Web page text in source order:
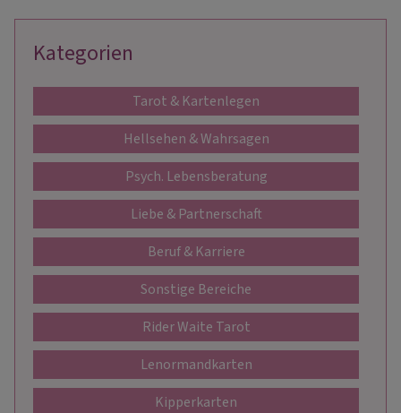
Kategorien
Tarot & Kartenlegen
Hellsehen & Wahrsagen
Psych. Lebensberatung
Liebe & Partnerschaft
Beruf & Karriere
Sonstige Bereiche
Rider Waite Tarot
Lenormandkarten
Kipperkarten